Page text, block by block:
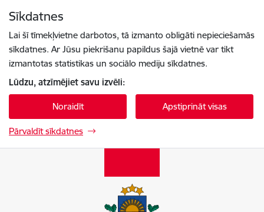
Sīkdatnes
Lai šī tīmekļvietne darbotos, tā izmanto obligāti nepieciešamās
sīkdatnes. Ar Jūsu piekrišanu papildus šajā vietnē var tikt
izmantotas statistikas un sociālo mediju sīkdatnes.
Lūdzu, atzīmējiet savu izvēli:
Noraidīt Apstiprināt visas
Pārvaldīt sīkdatnes